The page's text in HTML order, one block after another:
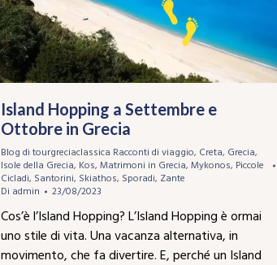
Island Hopping a Settembre e
Ottobre in Grecia
Blog di tourgreciaclassica Racconti di viaggio, Creta, Grecia,
Isole della Grecia, Kos, Matrimoni in Grecia, Mykonos, Piccole
Cicladi, Santorini, Skiathos, Sporadi, Zante
Di admin 23/08/2023
Cos’è l’Island Hopping? L’Island Hopping è ormai
uno stile di vita. Una vacanza alternativa, in
movimento, che fa divertire. E, perché un Island